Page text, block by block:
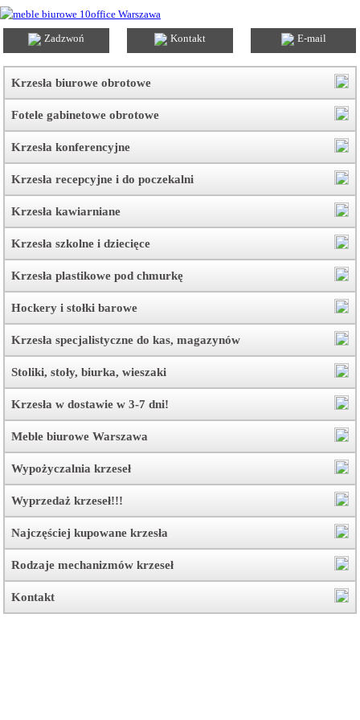
Zadzwoń Kontakt E-mail
Krzesła biurowe obrotowe
Fotele gabinetowe obrotowe
Krzesła konferencyjne
Krzesła recepcyjne i do poczekalni
Krzesła kawiarniane
Krzesła szkolne i dziecięce
Krzesła plastikowe pod chmurkę
Hockery i stołki barowe
Krzesła specjalistyczne do kas, magazynów
Stoliki, stoły, biurka, wieszaki
Krzesła w dostawie w 3-7 dni!
Meble biurowe Warszawa
Wypożyczalnia krzeseł
Wyprzedaż krzeseł!!!
Najczęściej kupowane krzesła
Rodzaje mechanizmów krzeseł
Kontakt